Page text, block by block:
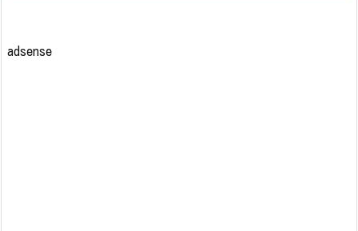
adsense